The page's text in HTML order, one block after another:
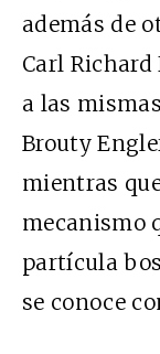
además de
Carl
a las
Brouty
mientras
mecanismo
partícula
se conoce